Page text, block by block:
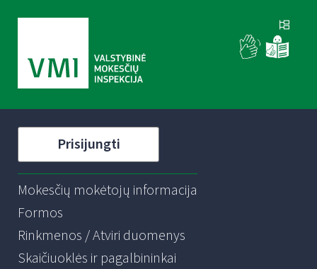
Prisijungti
Mokesčių mokėtojų informacija
Formos
Rinkmenos / Atviri duomenys
Skaičiuoklės ir pagalbininkai